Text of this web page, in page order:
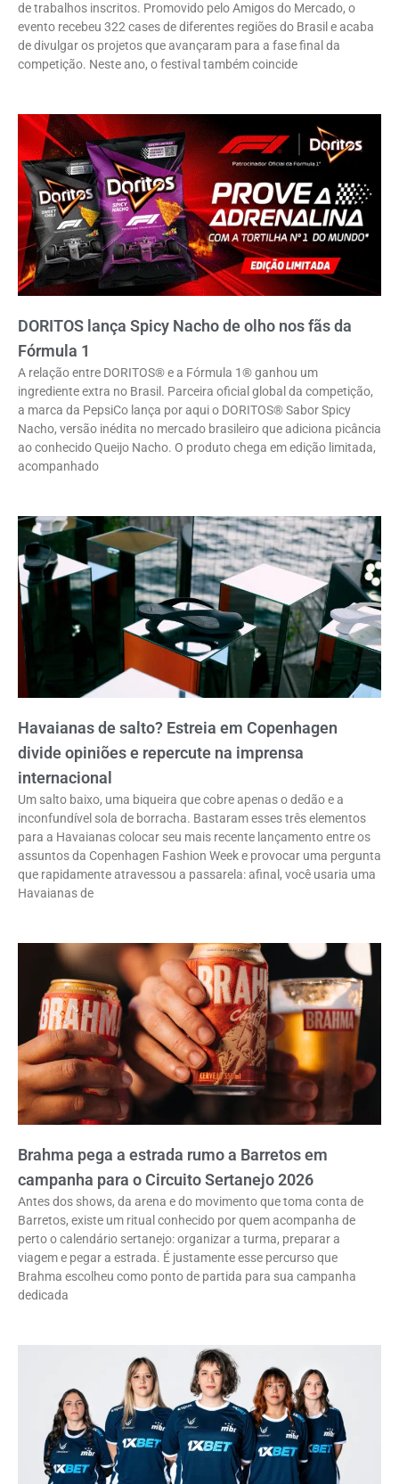
de trabalhos inscritos. Promovido pelo Amigos do Mercado, o
evento recebeu 322 cases de diferentes regiões do Brasil e acaba
de divulgar os projetos que avançaram para a fase final da
competição. Neste ano, o festival também coincide
DORITOS lança Spicy Nacho de olho nos fãs da
Fórmula 1
A relação entre DORITOS® e a Fórmula 1® ganhou um
ingrediente extra no Brasil. Parceira oficial global da competição,
a marca da PepsiCo lança por aqui o DORITOS® Sabor Spicy
Nacho, versão inédita no mercado brasileiro que adiciona picância
ao conhecido Queijo Nacho. O produto chega em edição limitada,
acompanhado
Havaianas de salto? Estreia em Copenhagen
divide opiniões e repercute na imprensa
internacional
Um salto baixo, uma biqueira que cobre apenas o dedão e a
inconfundível sola de borracha. Bastaram esses três elementos
para a Havaianas colocar seu mais recente lançamento entre os
assuntos da Copenhagen Fashion Week e provocar uma pergunta
que rapidamente atravessou a passarela: afinal, você usaria uma
Havaianas de
Brahma pega a estrada rumo a Barretos em
campanha para o Circuito Sertanejo 2026
Antes dos shows, da arena e do movimento que toma conta de
Barretos, existe um ritual conhecido por quem acompanha de
perto o calendário sertanejo: organizar a turma, preparar a
viagem e pegar a estrada. É justamente esse percurso que
Brahma escolheu como ponto de partida para sua campanha
dedicada